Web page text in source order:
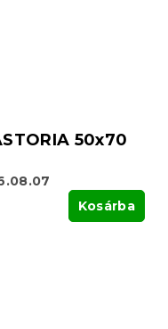
50x70
Kosárba